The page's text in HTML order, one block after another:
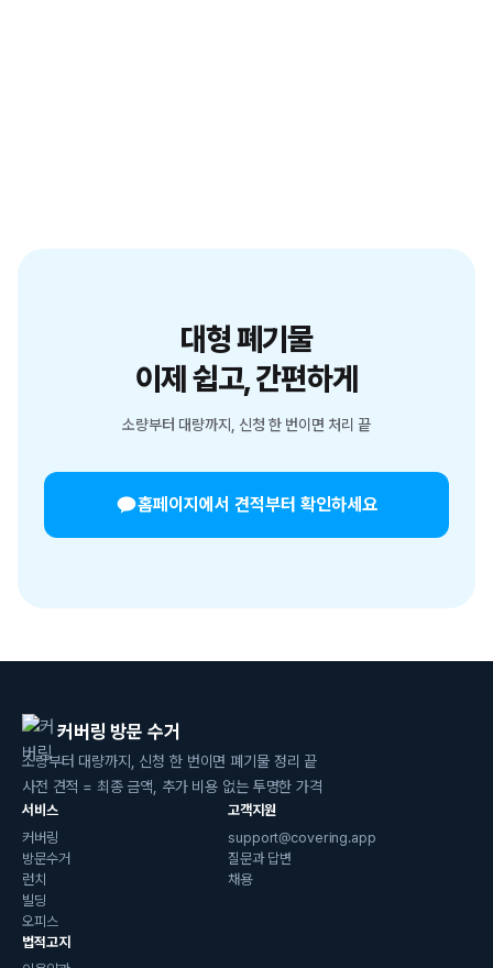
대형 폐기물
이제 쉽고, 간편하게
소량부터 대량까지, 신청 한 번이면 처리 끝
홈페이지에서 견적부터 확인하세요
커버링 방문 수거
소량부터 대량까지, 신청 한 번이면 폐기물 정리 끝
사전 견적 = 최종 금액, 추가 비용 없는 투명한 가격
서비스
커버링
방문수거
런치
빌딩
오피스
고객지원
support@covering.app
질문과 답변
채용
법적고지